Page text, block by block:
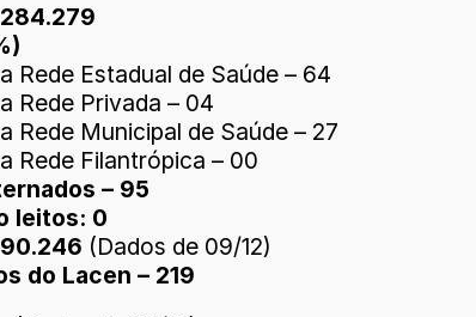
Rede Estadual de Saúde – 64
Rede Privada – 04
Rede Municipal de Saúde – 27
Rede Filantrópica – 00
– 95
leitos: 0
(Dados de 09/12)
do Lacen – 219